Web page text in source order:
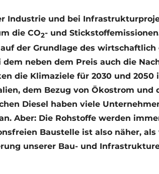
registrieren
Industrie und bei
die CO2- und
der Grundlage des
dem neben dem Preis auch die
die Klimaziele für 2030 und 2050
dem Bezug von Ökostrom und
Diesel haben viele
Aber: Die Rohstoffe werden
Baustelle ist also näher,
unserer Bau- und